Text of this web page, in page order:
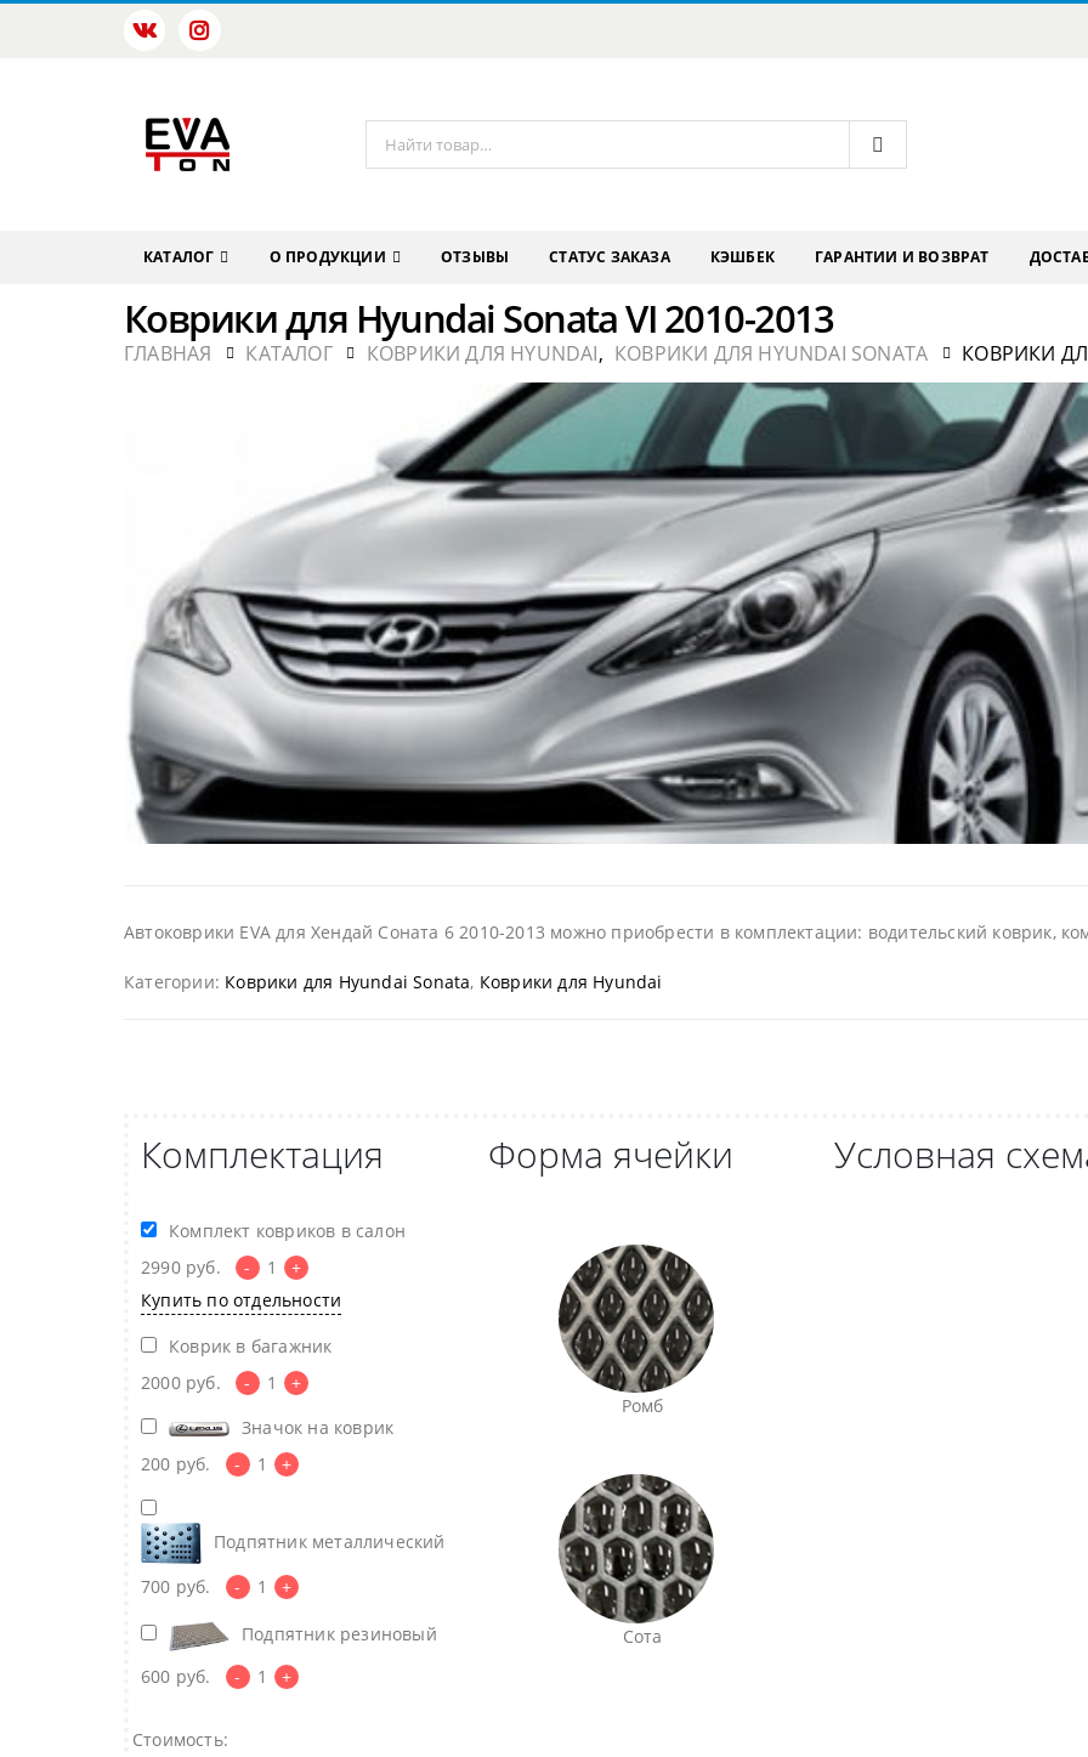
КАТАЛОГ О ПРОДУКЦИИ ОТЗЫВЫ СТАТУС ЗАКАЗА КЭШБЕК ГАРАНТИИ И ВОЗВРАТ
Коврики для Hyundai Sonata VI 2010-2013
ГЛАВНАЯ КАТАЛОГ КОВРИКИ ДЛЯ HYUNDAI, КОВРИКИ ДЛЯ HYUNDAI SONATA КОВРИКИ
Автоковрики EVA для Хендай Соната 6 2010-2013 можно приобрести в комплектации: водительский коврик,
Категории: Коврики для Hyundai Sonata, Коврики для Hyundai
Комплектация
Комплект ковриков в салон
2990 руб. - 1
+
Купить по отдельности
Коврик в багажник
2000 руб. - 1
+
Значок на коврик
200 руб. - 1 +
Подпятник металлический
700 руб. - 1 +
Подпятник резиновый
600 руб. - 1 +
Форма ячейки
Ромб
Сота
Условная
Стоимость: